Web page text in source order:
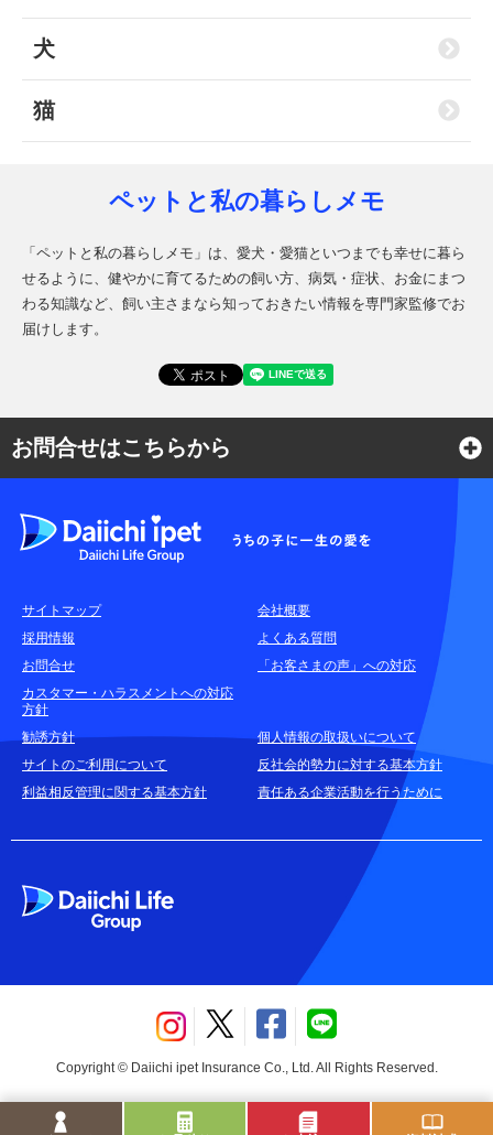
犬
猫
ペットと私の暮らしメモ
「ペットと私の暮らしメモ」は、愛犬・愛猫といつまでも幸せに暮ら
せるように、健やかに育てるための飼い方、病気・症状、お金にまつ
わる知識など、飼い主さまなら知っておきたい情報を専門家監修でお
届けします。
お問合せはこちらから
各種お問合せ窓口
耳や言葉の不自由なお客さまのお問合せ窓口
お申込みをご検討中のお客さま
(商品に関するお問合せ・資料請求)
資料請求はこちら
サイトマップ
会社概要
採用情報
よくある質問
お問合せ
「お客さまの声」への対応
カスタマー・ハラスメントへの対応
方針
勧誘方針
個人情報の取扱いについて
サイトのご利用について
反社会的勢力に対する基本方針
利益相反管理に関する基本方針
責任ある企業活動を行うために
Copyright © Daiichi ipet Insurance Co., Ltd. All Rights Reserved.